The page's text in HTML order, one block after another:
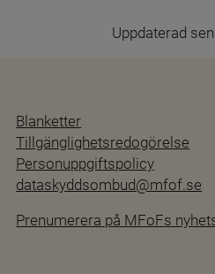
Uppdaterad
Blanketter
Tillgänglighetsredogörelse
Personuppgiftspolicy
dataskyddsombud@mfof.se
Prenumerera på MFoFs